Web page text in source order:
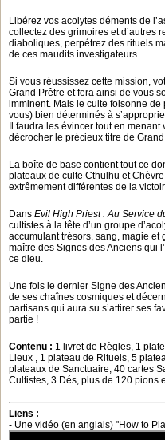
Libérez vos acolytes déments de
collectez des grimoires et d’autres
diaboliques, perpétrez des rituels
de ces maudits investigateurs.
Si vous réussissez cette mission,
Grand Prêtre et fera ainsi de vous
imminent. Mais le culte foisonne
vous) bien déterminés à
Il faudra les évincer tout en
décrocher le précieux titre de
La boîte de base contient tout ce
plateaux de culte Cthulhu et
extrêmement différentes de la
Dans Evil High Priest : Au Service
cultistes à la tête d’un groupe
accumulant trésors, sang, magie et
maître des Signes des Anciens qui
ce dieu.
Une fois le dernier Signe des
de ses chaînes cosmiques et
partisans qui aura su s’attirer ses
partie !
Contenu : 1 livret de Règles, 1
Lieux , 1 plateau de Rituels, 5
plateaux de Sanctuaire, 40 cartes
Cultistes, 3 Dés, plus de 120 pions
Liens :
- Une vidéo (en anglais) "How to